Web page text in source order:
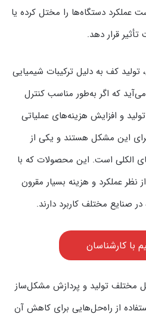
دستگاه‌ها را مختل کرده یا
قرار دهد.
تولید کف به دلیل ترکیبات شیمیایی
که اگر به‌طور مناسب کنترل
و افزایش هزینه‌های عملیاتی
این مشکل هستند و یکی از
الکلی است. این محصولات که با
نظر عملکرد و هزینه بسیار مقرون
صنایع مختلف کاربرد دارند.
با کارشناسان
مختلف تولید و پردازش مشکل‌ساز
از راه‌حل‌هایی برای کاهش آن